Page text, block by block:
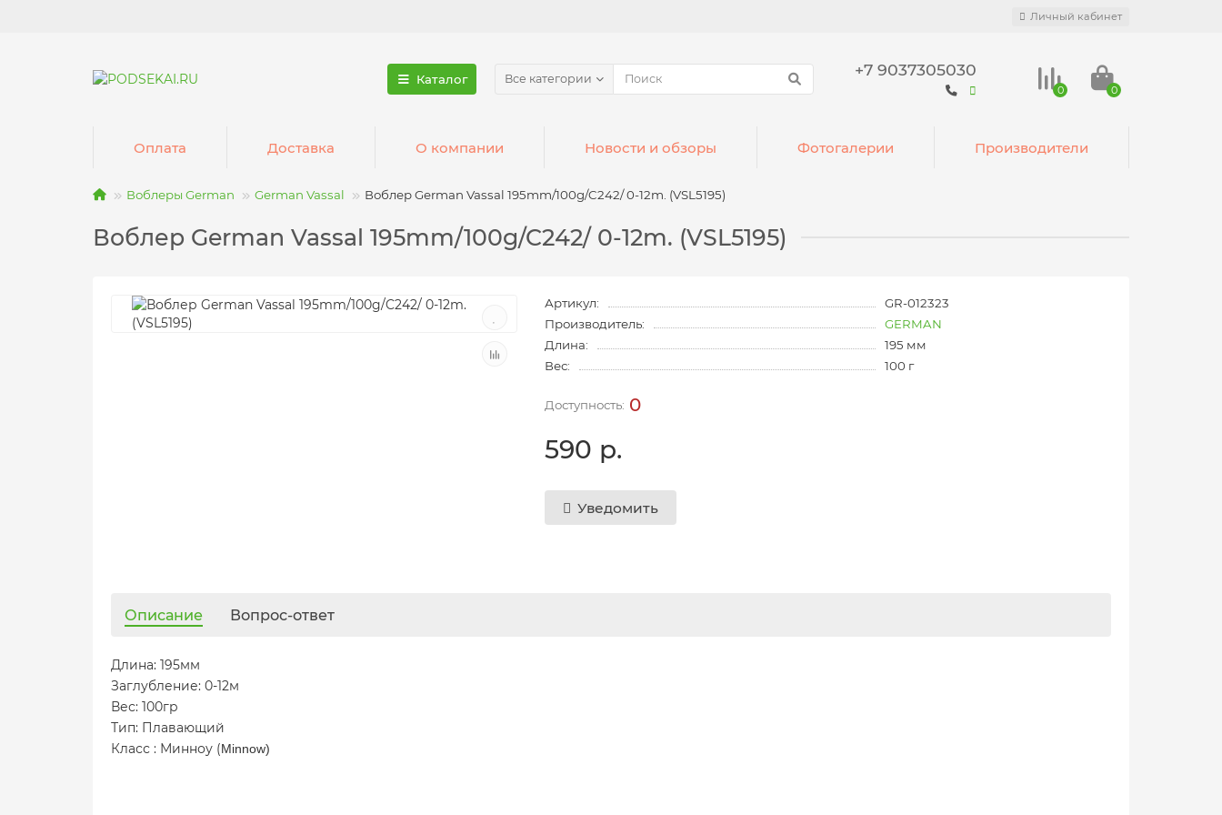
Личный кабинет
Каталог Все категории +7 9037305030
0 0
Оплата Доставка О компании Новости и обзоры Фотогалерии Производители
Воблеры German German Vassal Воблер German Vassal 195mm/100g/C242/ 0-12m. (VSL5195)
Воблер German Vassal 195mm/100g/C242/ 0-12m. (VSL5195)
Артикул:
GR-012323
Производитель:
GERMAN
Длина:
195 мм
Вес:
100 г
0
590 р.
Уведомить
Описание Вопрос-ответ
Длина: 195мм
Заглубление: 0-12м
Вес: 100гр
Тип: Плавающий
Класс : Минноу (Minnow)